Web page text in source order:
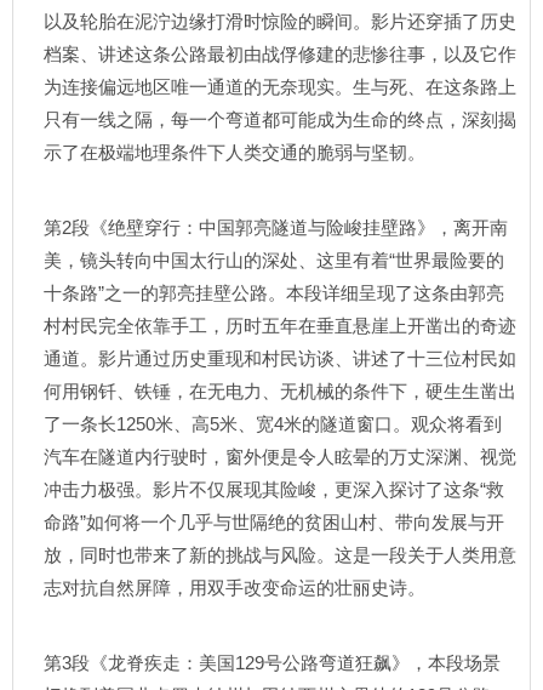
以及轮胎在泥泞边缘打滑时惊险的瞬间。影片还穿插了历史
档案、讲述这条公路最初由战俘修建的悲惨往事，以及它作
为连接偏远地区唯一通道的无奈现实。生与死、在这条路上
只有一线之隔，每一个弯道都可能成为生命的终点，深刻揭
示了在极端地理条件下人类交通的脆弱与坚韧。
第2段《绝壁穿行：中国郭亮隧道与险峻挂壁路》，离开南
美，镜头转向中国太行山的深处、这里有着“世界最险要的
十条路”之一的郭亮挂壁公路。本段详细呈现了这条由郭亮
村村民完全依靠手工，历时五年在垂直悬崖上开凿出的奇迹
通道。影片通过历史重现和村民访谈、讲述了十三位村民如
何用钢钎、铁锤，在无电力、无机械的条件下，硬生生凿出
了一条长1250米、高5米、宽4米的隧道窗口。观众将看到
汽车在隧道内行驶时，窗外便是令人眩晕的万丈深渊、视觉
冲击力极强。影片不仅展现其险峻，更深入探讨了这条“救
命路”如何将一个几乎与世隔绝的贫困山村、带向发展与开
放，同时也带来了新的挑战与风险。这是一段关于人类用意
志对抗自然屏障，用双手改变命运的壮丽史诗。
第3段《龙脊疾走：美国129号公路弯道狂飙》，本段场景